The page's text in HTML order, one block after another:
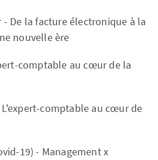
De la facture électronique à la
nouvelle ère
comptable au cœur de la
comptable au cœur de
19) - Management x